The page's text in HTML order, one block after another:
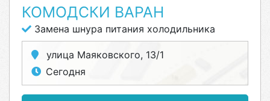
КОМОДСКИ ВАРАН
Замена шнура питания холодильника
улица Маяковского, 13/1
Сегодня